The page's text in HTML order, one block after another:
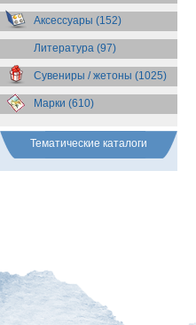
Брит. Западная Африка(25)
Брит. Ост-Индийская компания
(11)
Брит. территория в Индийском
океане(24)
Бруней(4)
Бурунди(2)
Бутан(10)
Ватикан(85)
Великобритания(308)
Венгрия(179)
Гайана(8)
Гамбия (11)
Аксессуары (152)
Литература (97)
Сувениры / жетоны (1025)
Марки (610)
Тематические каталоги